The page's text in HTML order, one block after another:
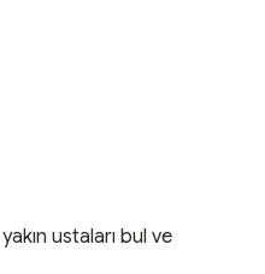
ustaları bul ve